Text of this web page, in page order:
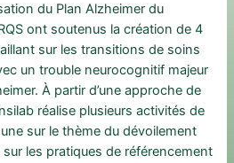
du Plan Alzheimer du
ont soutenus la création de 4
sur les transitions de soins
un trouble neurocognitif majeur
À partir d’une approche de
réalise plusieurs activités de
sur le thème du dévoilement
les pratiques de référencement